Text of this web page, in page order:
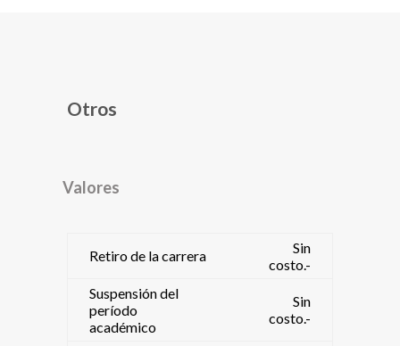
Otros
Valores
Retiro de la carrera
Sin
costo.-
Suspensión del
período
académico
Sin
costo.-